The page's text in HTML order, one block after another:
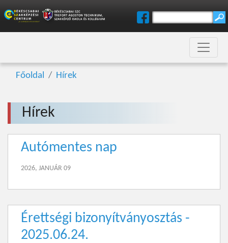
Főoldal Hírek
Hírek
Autómentes nap
2026, JANUÁR 09
Érettségi bizonyítványosztás -
2025.06.24.